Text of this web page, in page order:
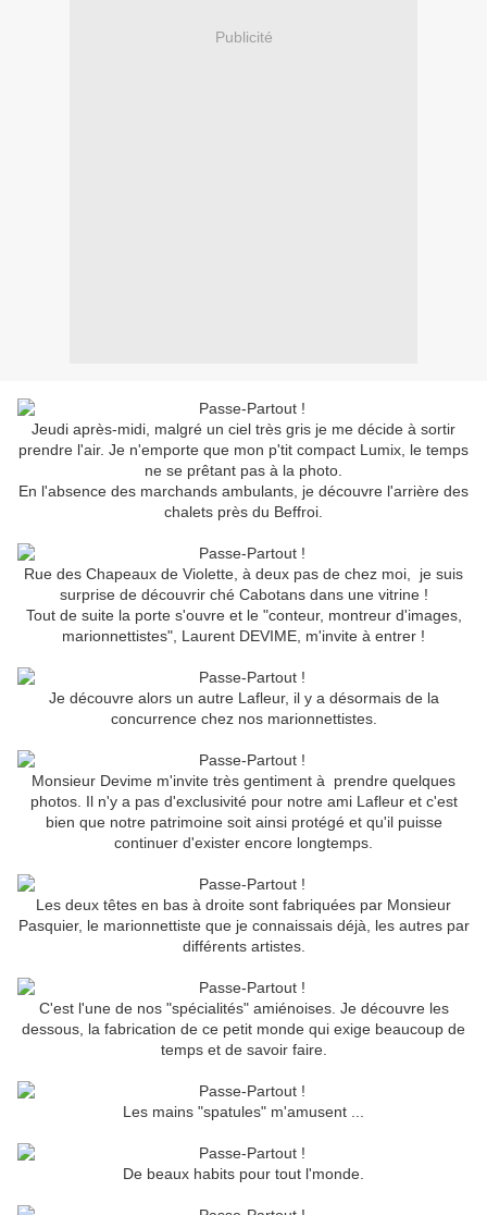
Publicité
Jeudi après-midi, malgré un ciel très gris je me décide à sortir
prendre l'air. Je n'emporte que mon p'tit compact Lumix, le temps
ne se prêtant pas à la photo.
En l'absence des marchands ambulants, je découvre l'arrière des
chalets près du Beffroi.
Rue des Chapeaux de Violette, à deux pas de chez moi, je suis
surprise de découvrir ché Cabotans dans une vitrine !
Tout de suite la porte s'ouvre et le "conteur, montreur d'images,
marionnettistes", Laurent DEVIME, m'invite à entrer !
Je découvre alors un autre Lafleur, il y a désormais de la
concurrence chez nos marionnettistes.
Monsieur Devime m'invite très gentiment à prendre quelques
photos. Il n'y a pas d'exclusivité pour notre ami Lafleur et c'est
bien que notre patrimoine soit ainsi protégé et qu'il puisse
continuer d'exister encore longtemps.
Les deux têtes en bas à droite sont fabriquées par Monsieur
Pasquier, le marionnettiste que je connaissais déjà, les autres par
différents artistes.
C'est l'une de nos "spécialités" amiénoises. Je découvre les
dessous, la fabrication de ce petit monde qui exige beaucoup de
temps et de savoir faire.
Les mains "spatules" m'amusent ...
De beaux habits pour tout l'monde.